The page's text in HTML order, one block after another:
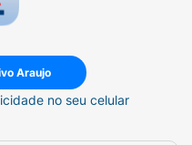
Araujo
no seu celular